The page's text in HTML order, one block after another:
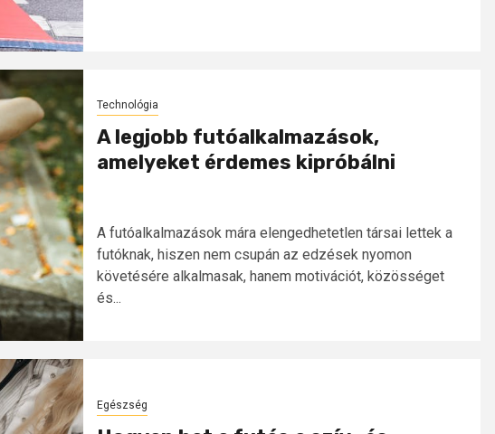
Technológia
A legjobb futóalkalmazások,
amelyeket érdemes kipróbálni
A futóalkalmazások mára elengedhetetlen társai lettek a
futóknak, hiszen nem csupán az edzések nyomon
követésére alkalmasak, hanem motivációt, közösséget
és...
Egészség